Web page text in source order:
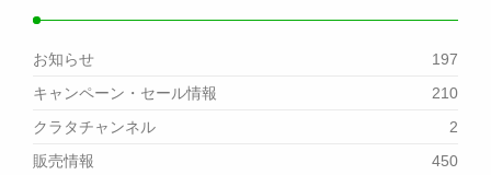
お知らせ
197
キャンペーン・セール情報
210
クラタチャンネル
2
販売情報
450